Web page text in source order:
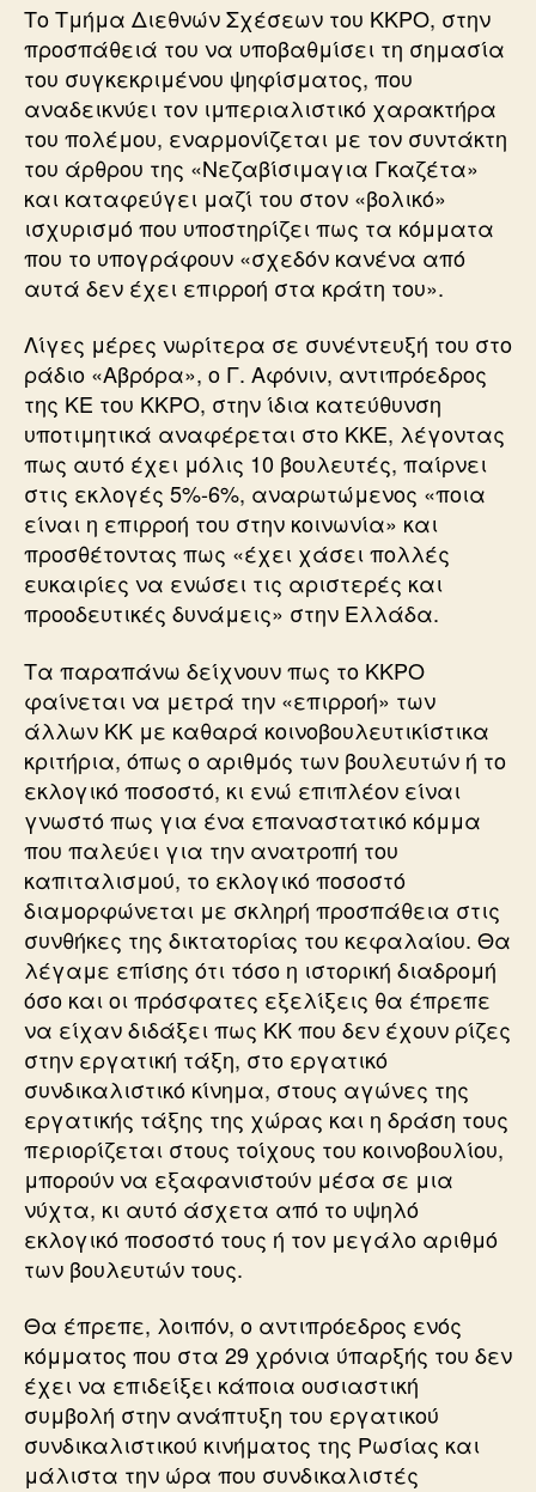
Το Τμήμα Διεθνών Σχέσεων του ΚΚΡΟ, στην
προσπάθειά του να υποβαθμίσει τη σημασία
του συγκεκριμένου ψηφίσματος, που
αναδεικνύει τον ιμπεριαλιστικό χαρακτήρα
του πολέμου, εναρμονίζεται με τον συντάκτη
του άρθρου της «Νεζαβίσιμαγια Γκαζέτα»
και καταφεύγει μαζί του στον «βολικό»
ισχυρισμό που υποστηρίζει πως τα κόμματα
που το υπογράφουν «σχεδόν κανένα από
αυτά δεν έχει επιρροή στα κράτη του».
Λίγες μέρες νωρίτερα σε συνέντευξή του στο
ράδιο «Αβρόρα», o Γ. Αφόνιν, αντιπρόεδρος
της ΚΕ του ΚΚΡΟ, στην ίδια κατεύθυνση
υποτιμητικά αναφέρεται στο ΚΚΕ, λέγοντας
πως αυτό έχει μόλις 10 βουλευτές, παίρνει
στις εκλογές 5%-6%, αναρωτώμενος «ποια
είναι η επιρροή του στην κοινωνία» και
προσθέτοντας πως «έχει χάσει πολλές
ευκαιρίες να ενώσει τις αριστερές και
προοδευτικές δυνάμεις» στην Ελλάδα.
Τα παραπάνω δείχνουν πως το ΚΚΡΟ
φαίνεται να μετρά την «επιρροή» των
άλλων ΚΚ με καθαρά κοινοβουλευτικίστικα
κριτήρια, όπως ο αριθμός των βουλευτών ή το
εκλογικό ποσοστό, κι ενώ επιπλέον είναι
γνωστό πως για ένα επαναστατικό κόμμα
που παλεύει για την ανατροπή του
καπιταλισμού, το εκλογικό ποσοστό
διαμορφώνεται με σκληρή προσπάθεια στις
συνθήκες της δικτατορίας του κεφαλαίου. Θα
λέγαμε επίσης ότι τόσο η ιστορική διαδρομή
όσο και οι πρόσφατες εξελίξεις θα έπρεπε
να είχαν διδάξει πως ΚΚ που δεν έχουν ρίζες
στην εργατική τάξη, στο εργατικό
συνδικαλιστικό κίνημα, στους αγώνες της
εργατικής τάξης της χώρας και η δράση τους
περιορίζεται στους τοίχους του κοινοβουλίου,
μπορούν να εξαφανιστούν μέσα σε μια
νύχτα, κι αυτό άσχετα από το υψηλό
εκλογικό ποσοστό τους ή τον μεγάλο αριθμό
των βουλευτών τους.
Θα έπρεπε, λοιπόν, ο αντιπρόεδρος ενός
κόμματος που στα 29 χρόνια ύπαρξής του δεν
έχει να επιδείξει κάποια ουσιαστική
συμβολή στην ανάπτυξη του εργατικού
συνδικαλιστικού κινήματος της Ρωσίας και
μάλιστα την ώρα που συνδικαλιστές